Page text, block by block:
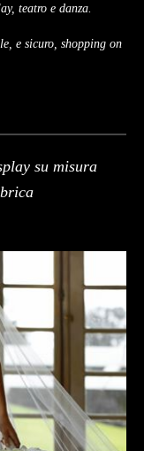
teatro e danza.
e sicuro, shopping on
su misura